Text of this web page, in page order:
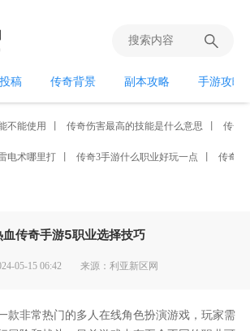
稿 传奇背景 副本攻略 手游攻略
不能使用 传奇伤害最高的技能是什么意思 传奇
电术哪里打 传奇3手游什么职业好玩一点 传奇手
血传奇手游5职业选择技巧
05-15 06:42 来源：利亚新区网
款非常热门的多人在线角色扮演游戏，玩家需